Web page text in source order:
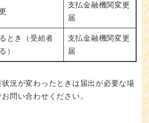
支払金融機関変更
届
とき（受給者
）
支払金融機関変更
届
況が変わったときは届出が必要な場
問い合わせください。